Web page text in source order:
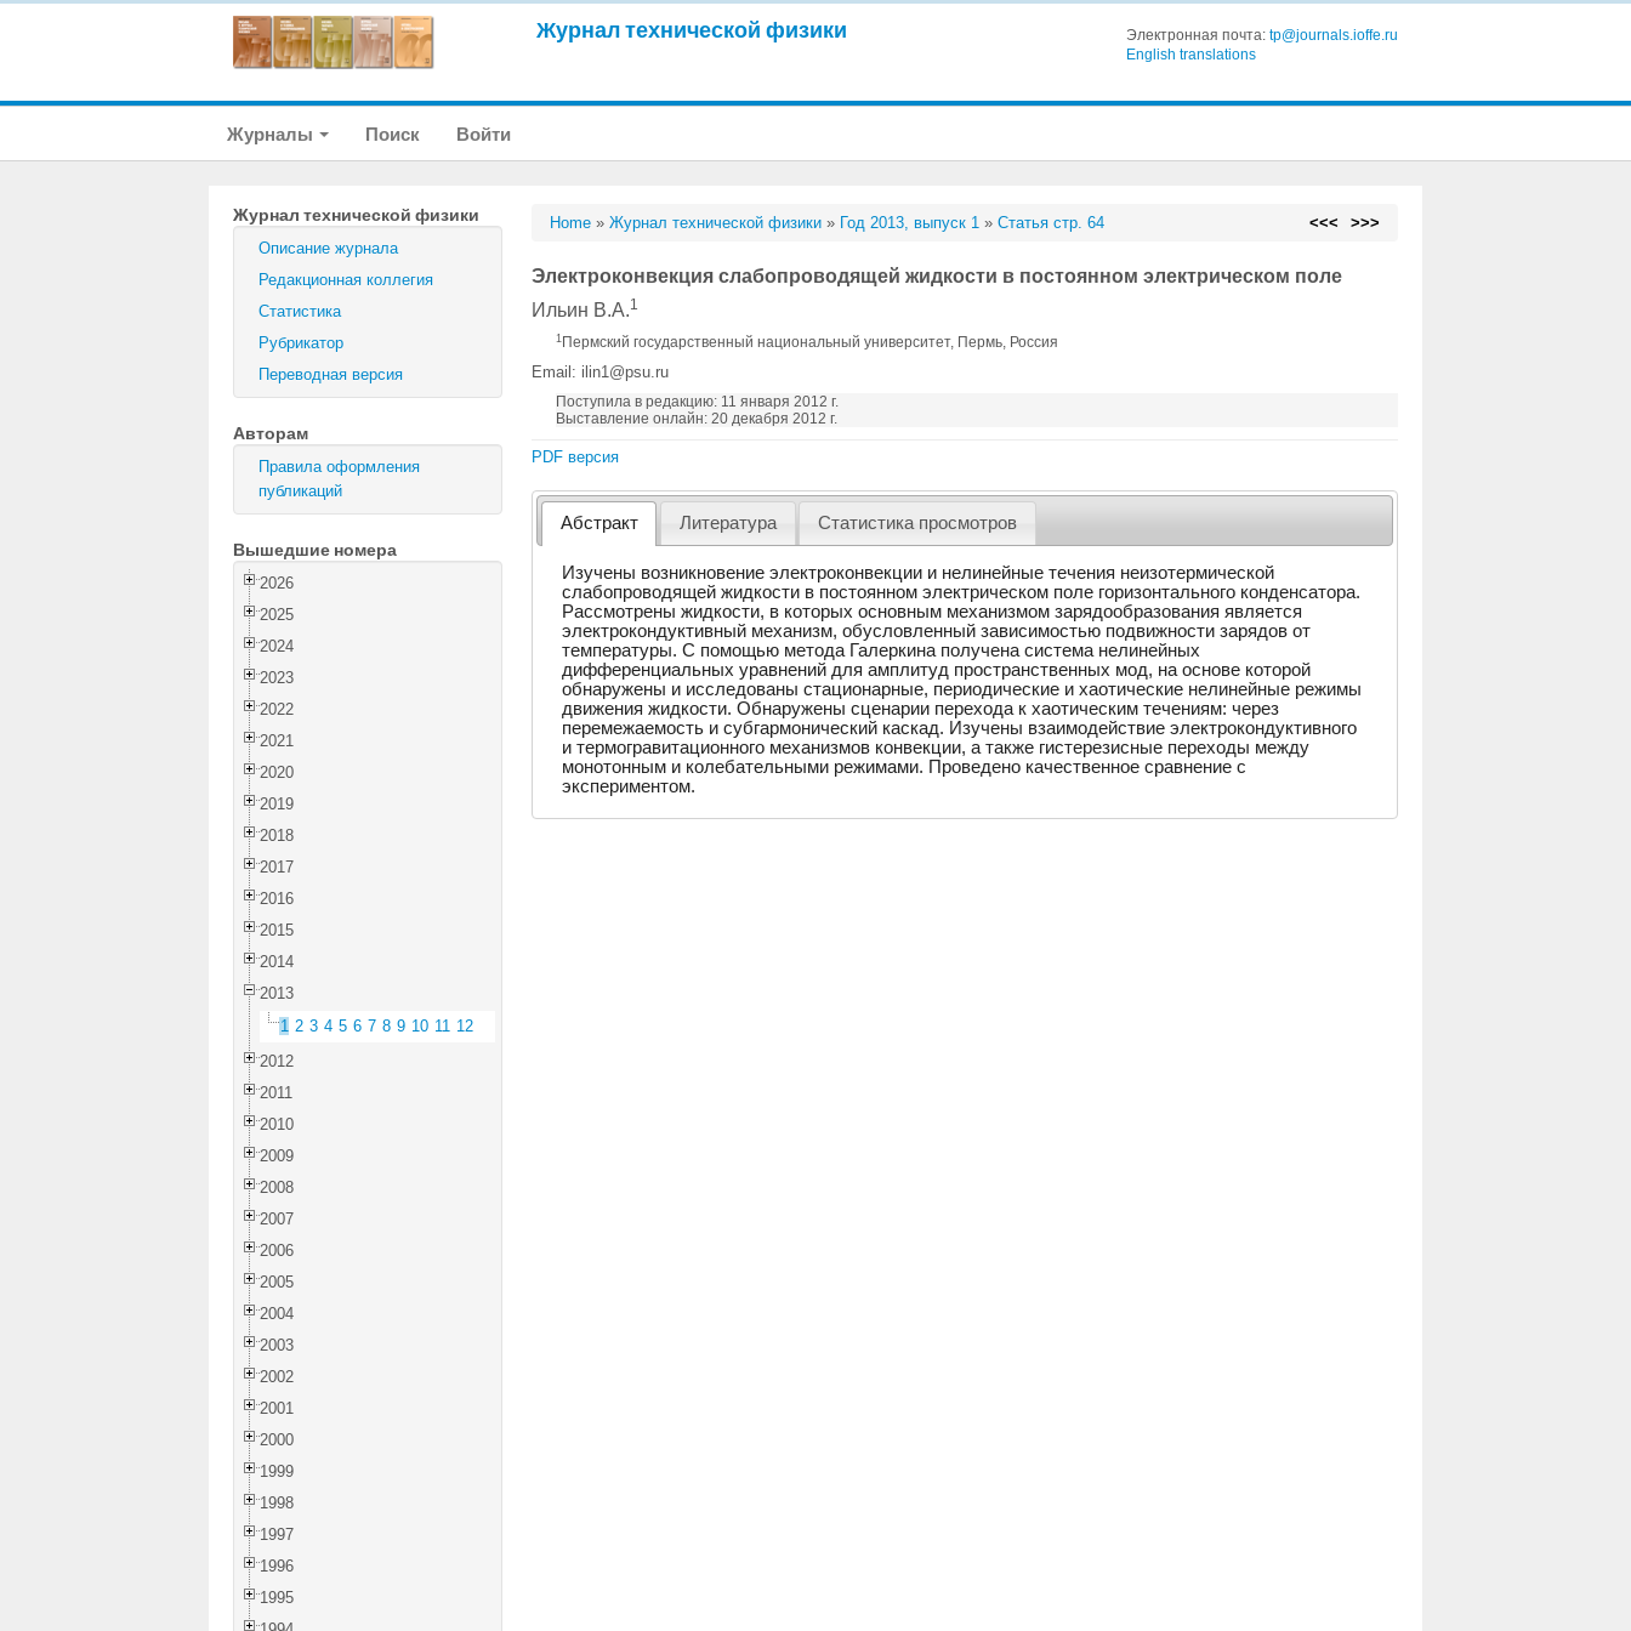
Журнал технической физики Электронная почта: tp@journals.ioffe.ru
English translations
Журналы Поиск Войти
Журнал технической физики
Описание журнала
Редакционная коллегия
Статистика
Рубрикатор
Переводная версия
Авторам
Правила оформления
публикаций
Вышедшие номера
2026
2025
2024
2023
2022
2021
2020
2019
2018
2017
2016
2015
2014
2013
1 2 3 4 5 6 7 8 9 10 11 12
2012
2011
2010
2009
2008
2007
2006
2005
2004
2003
2002
2001
2000
1999
1998
1997
1996
1995
Home »Журнал технической физики » Год 2013, выпуск 1 »Статья стр. 64 <<< >>>
Электроконвекция слабопроводящей жидкости в постоянном электрическом поле
Ильин В.А.1
1 Пермский государственный национальный университет, Пермь, Россия
Email: ilin1@psu.ru
Поступила в редакцию: 11 января 2012 г.
Выставление онлайн: 20 декабря 2012 г.
PDF версия
Абстракт Литература Статистика просмотров
Изучены возникновение электроконвекции и нелинейные течения неизотермической
слабопроводящей жидкости в постоянном электрическом поле горизонтального конденсатора.
Рассмотрены жидкости, в которых основным механизмом зарядообразования является
электрокондуктивный механизм, обусловленный зависимостью подвижности зарядов от
температуры. С помощью метода Галеркина получена система нелинейных
дифференциальных уравнений для амплитуд пространственных мод, на основе которой
обнаружены и исследованы стационарные, периодические и хаотические нелинейные режимы
движения жидкости. Обнаружены сценарии перехода к хаотическим течениям: через
перемежаемость и субгармонический каскад. Изучены взаимодействие электрокондуктивного
и термогравитационного механизмов конвекции, а также гистерезисные переходы между
монотонным и колебательными режимами. Проведено качественное сравнение с
экспериментом.